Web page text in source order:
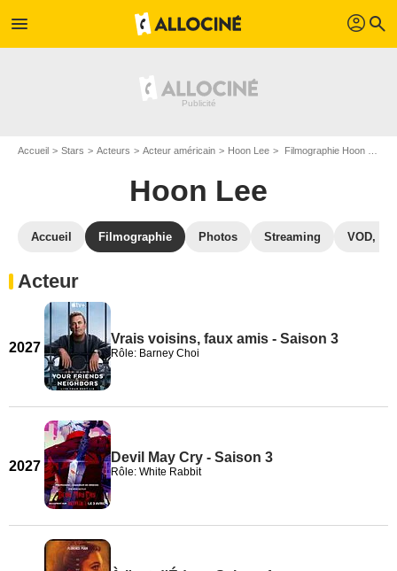
menu profil search
Accueil Stars Acteurs Acteur américain Hoon Lee Filmographie Hoon Lee
Hoon Lee
Accueil Filmographie Photos Streaming VOD,
Acteur
2027
Vrais voisins, faux amis - Saison 3
Rôle: Barney Choi
2027
Devil May Cry - Saison 3
Rôle: White Rabbit